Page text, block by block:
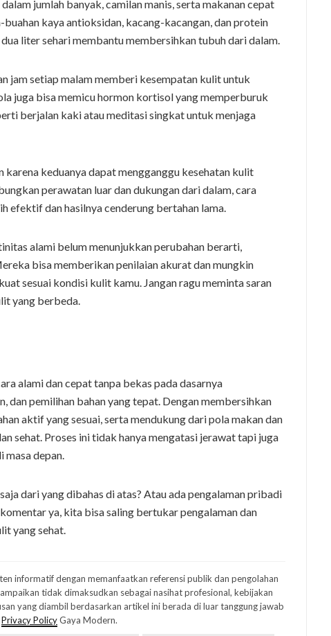
jumlah banyak, camilan manis, serta makanan cepat
buahan kaya antioksidan, kacang-kacangan, dan protein
liter sehari membantu membersihkan tubuh dari dalam.
jam setiap malam memberi kesempatan kulit untuk
juga bisa memicu hormon kortisol yang memperburuk
berjalan kaki atau meditasi singkat untuk menjaga
keduanya dapat mengganggu kesehatan kulit
perawatan luar dan dukungan dari dalam, cara
efektif dan hasilnya cenderung bertahan lama.
alami belum menunjukkan perubahan berarti,
bisa memberikan penilaian akurat dan mungkin
sesuai kondisi kulit kamu. Jangan ragu meminta saran
yang berbeda.
alami dan cepat tanpa bekas pada dasarnya
dan pemilihan bahan yang tepat. Dengan membersihkan
aktif yang sesuai, serta mendukung dari pola makan dan
sehat. Proses ini tidak hanya mengatasi jerawat tapi juga
masa depan.
dari yang dibahas di atas? Atau ada pengalaman pribadi
ya, kita bisa saling bertukar pengalaman dan
yang sehat.
informatif dengan memanfaatkan referensi publik dan pengolahan
tidak dimaksudkan sebagai nasihat profesional, kebijakan
yang diambil berdasarkan artikel ini berada di luar tanggung jawab
Privacy PolicyGaya Modern.